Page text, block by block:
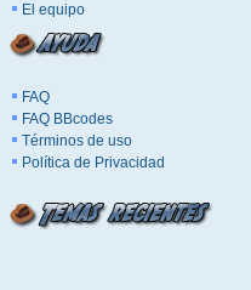
El equipo
FAQ
FAQ BBcodes
Términos de uso
Política de Privacidad